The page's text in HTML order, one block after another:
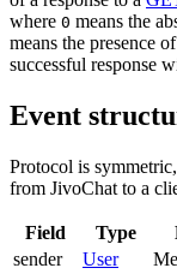
where 0 means the
means the presence
successful response
Event
Protocol is
from JivoChat to a
Field Type
sender
User